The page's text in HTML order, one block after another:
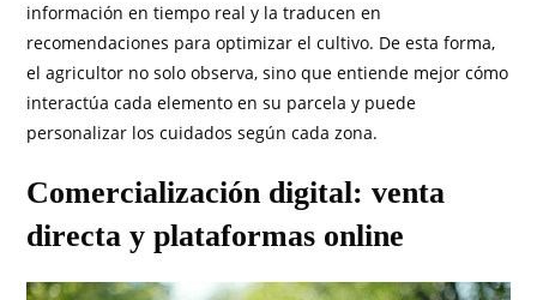
información en tiempo real y la traducen en
recomendaciones para optimizar el cultivo. De esta forma,
el agricultor no solo observa, sino que entiende mejor cómo
interactúa cada elemento en su parcela y puede
personalizar los cuidados según cada zona.
Comercialización digital: venta
directa y plataformas online